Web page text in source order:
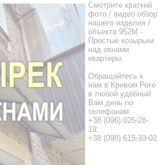
Смотрите краткий
фото / видео обзор
нашего изделия /
объекта 952М -
Простые козырьки
над окнами
квартиры.
Обращайтесь к
нам в Кривом Роге
в любой удобный
Вам день по
телефонам:
+38 (096) 025-28-
19;
+38 (098) 615-33-02